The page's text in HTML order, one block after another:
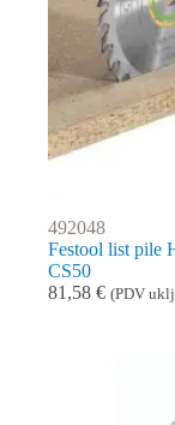
492048
Festool list pile
CS50
81,58 € (PDV